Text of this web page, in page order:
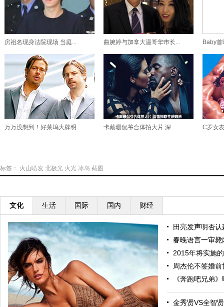
房祖名现身法院现场 当庭... 曲婉婷与加拿大温哥华市长... Baby
万万没想到！好莱坞大牌明... 卡戴珊侃爷合体拍大片 深... C罗女
标签： 火山喷发 北极光 火光 冰岛 截图
文化 生活 国际 国内 财经
田亮发声明否
春晚语言一审
2015年将实施
周杰伦不签婚
《奔跑吧兄弟
金秀贤VS全智